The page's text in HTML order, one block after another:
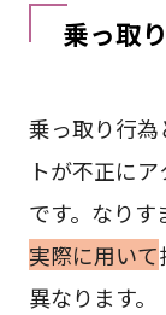
乗っ取
乗っ取り行
トが不正に
です。なりす
実際に用いて
異なります。